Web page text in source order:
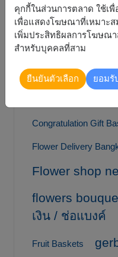
Birthday Gifts
Bangkok Florist
Card Message
Congratulation Gift
Flower Delivery
Flower shop
flowers
เงิน / ช่อแบงค์
Fruit Baskets
คุกกี้ในส่วนการตลาด ใช้เ
เพื่อแสดงโฆษณาที่เหมาะ
เพิ่มประสิทธิผลการโฆษณ
สำหรับบุคคลที่สาม
ยืนยันตัวเลือก ยอมรั